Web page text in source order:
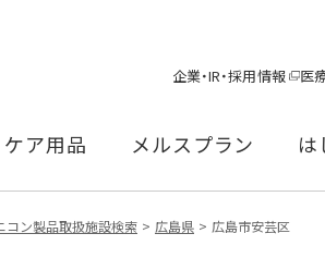
企業・IR・採用情報 医
ケア用品 メルスプラン は
コン製品取扱施設検索 広島県 広島市安芸区